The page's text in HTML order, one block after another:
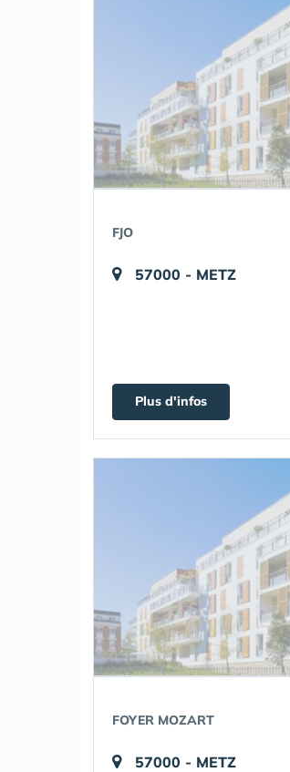
FJO
57000 - METZ
Plus d'infos
FOYER MOZART
57000 - METZ